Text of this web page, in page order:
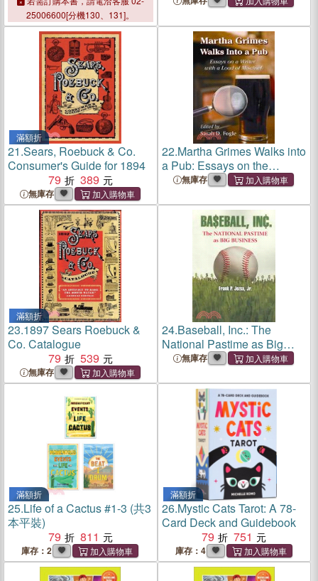
25006600[分機130、131]。
Territory
滿額折
21.Sears, Roebuck & Co.
Consumer's Guide for 1894
79
389
無庫存
22.Martha Grimes Walks into
a Pub: Essays on the
Ensuing Fiction
無庫存
滿額折
23.1897 Sears Roebuck &
Co. Catalogue
79
539
無庫存
24.Baseball, Inc.: The
National Pastime as Big
Business
無庫存
滿額折
25.Life of a Cactus #1-3 (共3
本平裝)
79
811
庫存：2
滿額折
26.Mystic Cats Tarot: A 78-
Card Deck and Guidebook
79
751
庫存：4